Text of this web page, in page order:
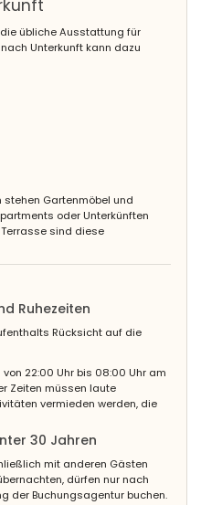
übliche Ausstattung für
Unterkunft kann dazu
stehen Gartenmöbel und
oder Unterkünften
sind diese
Ruhezeiten
Rücksicht auf die
22:00 Uhr bis 08:00 Uhr am
Zeiten müssen laute
vermieden werden, die
30 Jahren
mit anderen Gästen
dürfen nur nach
der Buchungsagentur buchen.